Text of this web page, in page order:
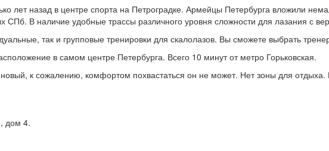
лет назад в центре спорта на Петроградке. Армейцы Петербурга вложили
СПб. В наличие удобные трассы различного уровня сложности для лазания с
так и групповые тренировки для скалолазов. Вы сможете выбрать
в самом центре Петербурга. Всего 10 минут от метро Горьковская.
к сожалению, комфортом похвастаться он не может. Нет зоны для
дом 4.